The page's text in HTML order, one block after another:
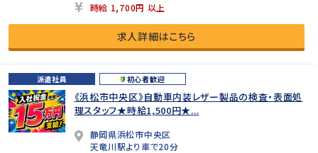
時給 1,700円 以上
求人詳細はこちら
派遣社員 初心者歓迎
《浜松市中央区》自動車内装レザー製品の検査・表面処
理スタッフ★時給1,500円★...
静岡県浜松市中央区
天竜川駅より車で20分